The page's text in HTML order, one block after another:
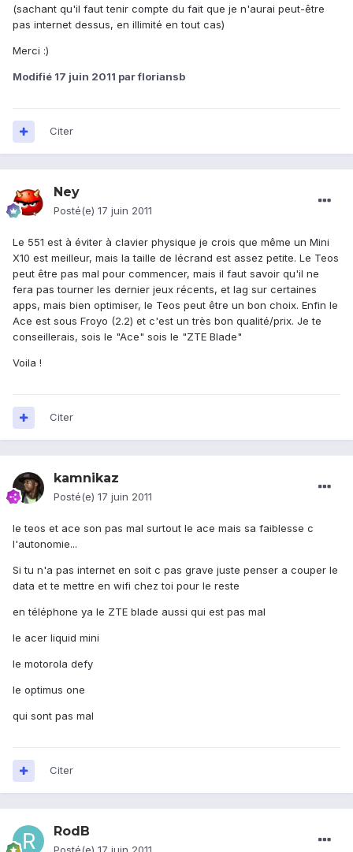
(sachant qu'il faut tenir compte du fait que je n'aurai peut-être
pas internet dessus, en illimité en tout cas)
Merci :)
Modifié 17 juin 2011 par floriansb
Citer
Ney
Posté(e) 17 juin 2011
Le 551 est à éviter à clavier physique je crois que même un Mini
X10 est meilleur, mais la taille de lécrand est assez petite. Le Teos
peut être pas mal pour commencer, mais il faut savoir qu'il ne
fera pas tourner les dernier jeux récents, et lag sur certaines
apps, mais bien optimiser, le Teos peut être un bon choix. Enfin le
Ace est sous Froyo (2.2) et c'est un très bon qualité/prix. Je te
conseillerais, sois le "Ace" sois le "ZTE Blade"
Voila !
Citer
kamnikaz
Posté(e) 17 juin 2011
le teos et ace son pas mal surtout le ace mais sa faiblesse c
l'autonomie...
Si tu n'a pas internet en soit c pas grave juste penser a couper le
data et te mettre en wifi chez toi pour le reste
en téléphone ya le ZTE blade aussi qui est pas mal
le acer liquid mini
le motorola defy
le optimus one
qui sont pas mal
Citer
RodB